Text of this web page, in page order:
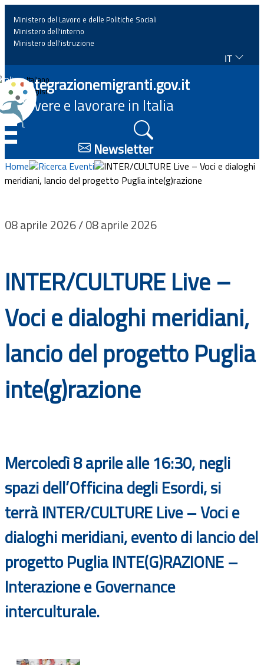
Home
News
Approfondimenti
Eventi
Documenti
Bandi
Guide
Ministero del Lavoro e delle Politiche Sociali
Ministero dell'interno
Ministero dell'istruzione
IT
Italiano
English
Integrazionemigranti.gov.it
Vivere e lavorare in Italia
Newsletter
Home Ricerca Eventi
INTER/CULTURE Live – Voci e dialoghi
meridiani, lancio del progetto Puglia inte(g)razione
08 aprile 2026 / 08 aprile 2026
INTER/CULTURE Live –
Voci e dialoghi meridiani,
lancio del progetto Puglia
inte(g)razione
Mercoledì 8 aprile alle 16:30, negli
spazi dell’Officina degli Esordi, si
terràINTER/CULTURE Live – Voci e
dialoghi meridiani, evento di lancio del
progettoPuglia INTE(G)RAZIONE –
Interazione e Governance
interculturale.